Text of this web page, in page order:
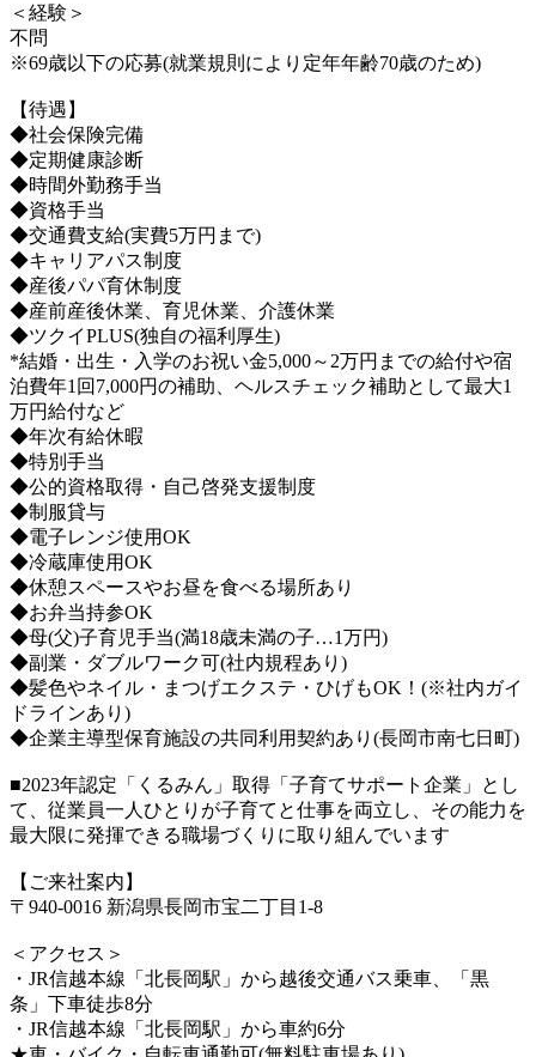
＜経験＞
不問
※69歳以下の応募(就業規則により定年年齢70歳のため)
【待遇】
◆社会保険完備
◆定期健康診断
◆時間外勤務手当
◆資格手当
◆交通費支給(実費5万円まで)
◆キャリアパス制度
◆産後パパ育休制度
◆産前産後休業、育児休業、介護休業
◆ツクイPLUS(独自の福利厚生)
*結婚・出生・入学のお祝い金5,000～2万円までの給付や宿
泊費年1回7,000円の補助、ヘルスチェック補助として最大1
万円給付など
◆年次有給休暇
◆特別手当
◆公的資格取得・自己啓発支援制度
◆制服貸与
◆電子レンジ使用OK
◆冷蔵庫使用OK
◆休憩スペースやお昼を食べる場所あり
◆お弁当持参OK
◆母(父)子育児手当(満18歳未満の子…1万円)
◆副業・ダブルワーク可(社内規程あり)
◆髪色やネイル・まつげエクステ・ひげもOK！(※社内ガイ
ドラインあり)
◆企業主導型保育施設の共同利用契約あり(長岡市南七日町)
■2023年認定「くるみん」取得「子育てサポート企業」とし
て、従業員一人ひとりが子育てと仕事を両立し、その能力を
最大限に発揮できる職場づくりに取り組んでいます
【ご来社案内】
〒940-0016 新潟県長岡市宝二丁目1-8
＜アクセス＞
・JR信越本線「北長岡駅」から越後交通バス乗車、「黒
条」下車徒歩8分
・JR信越本線「北長岡駅」から車約6分